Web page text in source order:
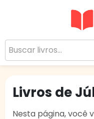
Sua
Livros de
Nesta página, você